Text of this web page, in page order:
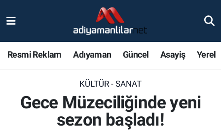
Resmi Reklam Adıyaman Güncel Asayiş Yerel
KÜLTÜR - SANAT
Gece Müzeciliğinde yeni
sezon başladı!
Nöbetçi Eczaneler
Adiyaman Namaz Vakitleri